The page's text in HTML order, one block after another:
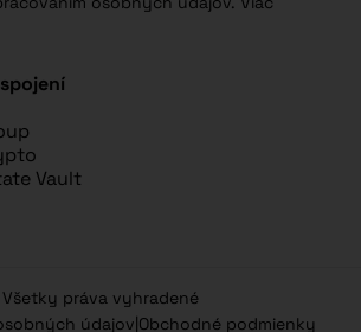
Vault
práva vyhradené
údajov Obchodné podmienky